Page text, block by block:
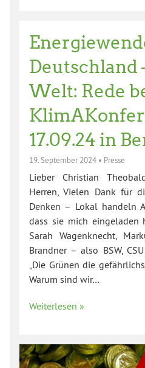
Deutschland
Welt: Rede
17.09.24 in
19. September 2024 • Presse
Lieber Christian
Herren, Vielen Dank für
Denken – Lokal handeln
dass sie mich eingeladen
Sarah Wagenknecht,
Brandner – also BSW,
„Die Grünen die
Warum sind wir…
Weiterlesen »